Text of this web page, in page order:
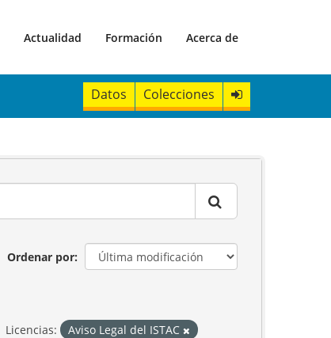
Actualidad Formación Acerca de
Datos Colecciones
Ordenar por
Licencias:
Aviso Legal del ISTAC